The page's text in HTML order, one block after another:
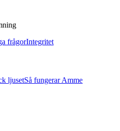
frågorIntegritet
ljusetSå fungerar Amme